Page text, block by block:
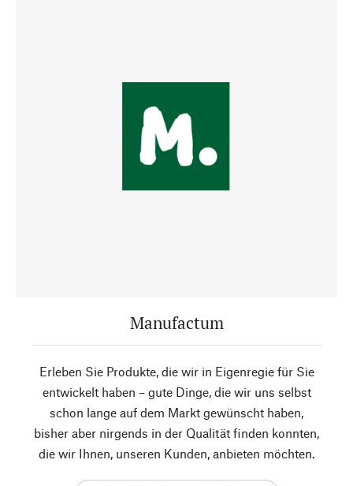
Manufactum
Erleben Sie Produkte, die wir in Eigenregie für Sie
entwickelt haben – gute Dinge, die wir uns selbst
schon lange auf dem Markt gewünscht haben,
bisher aber nirgends in der Qualität finden konnten,
die wir Ihnen, unseren Kunden, anbieten möchten.